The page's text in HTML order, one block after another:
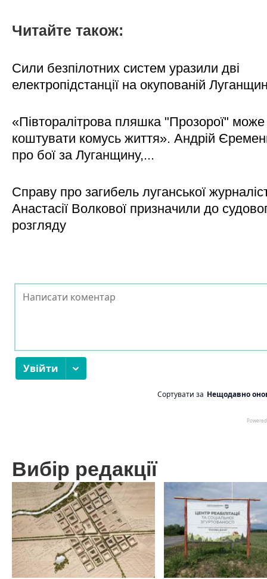
Читайте також:
Сили безпілотних систем уразили дві
електропідстанції на окупованій
«Півторалітрова пляшка "Прозорої" може
коштувати комусь життя». Андрій
про бої за Луганщину,...
Справу про загибель луганської
Анастасії Волкової призначили до
розгляду
Вибір редакції